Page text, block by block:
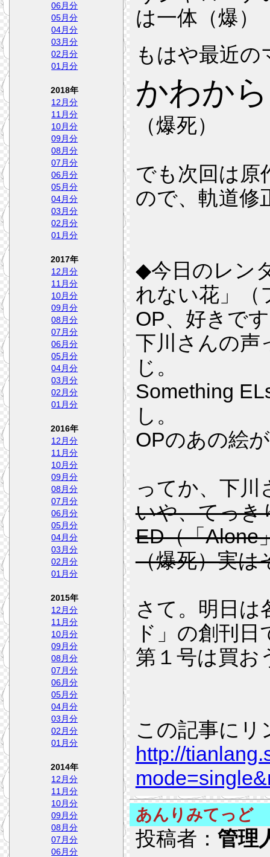
は一体（爆）
もはや最近
かわか
（爆死）
でも次回は原
ので、軌道修
◆今日のレン
れない花」（
OP、好きで
下川さんの声
じ。
Something
し。
OPのあの絵
ってか、下川
いや、てっき
ED（「Alone
（爆死）実は
さて。明日は
ド」の創刊日
第１号は買お
この記事にリ
http://
あんりみてっど
投稿者： 管理
06月分
05月分
04月分
03月分
02月分
01月分
2018年
12月分
11月分
10月分
09月分
08月分
07月分
06月分
05月分
04月分
03月分
02月分
01月分
2017年
12月分
11月分
10月分
09月分
08月分
07月分
06月分
05月分
04月分
03月分
02月分
01月分
2016年
12月分
11月分
10月分
09月分
08月分
07月分
06月分
05月分
04月分
03月分
02月分
01月分
2015年
12月分
11月分
10月分
09月分
08月分
07月分
06月分
05月分
04月分
03月分
02月分
01月分
2014年
12月分
11月分
10月分
09月分
08月分
07月分
06月分